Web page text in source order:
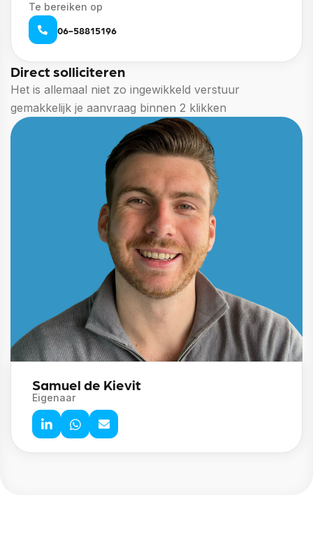
Direct solliciteren
Het is allemaal niet zo ingewikkeld verstuur
gemakkelijk je aanvraag binnen 2 klikken
Samuel de Kievit
Eigenaar
Te bereiken op
06-58815196